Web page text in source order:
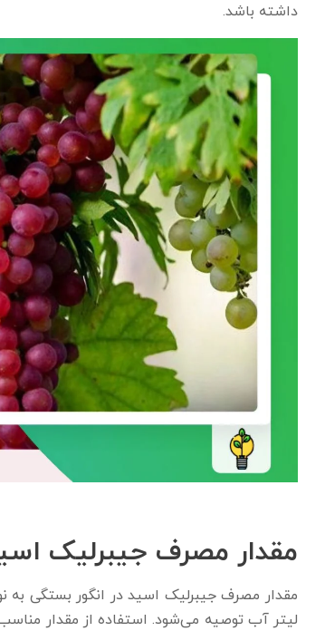
داشته باشد.
مقدار مصرف جیبرلیک
لیتر آب توصیه می‌شود. استفاده از مقدار